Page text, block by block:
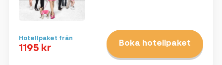
Hotellpaket från
1195 kr Boka hotellpaket